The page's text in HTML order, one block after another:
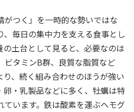
がつく」を一時的な勢いではな
、毎日の集中力を支える食事とし
土台として見ると、必要なのは
ビタミンB群、良質な脂質など
、続く組み合わせのほうが強い
卵・乳製品などに多く、牡蠣は特
ています。鉄は酸素を運ぶヘモグ